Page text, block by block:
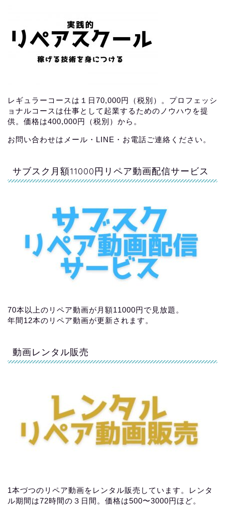
レギュラーコースは１日70,000円（税別）。プロフェッシ
ョナルコースは仕事として起業するためのノウハウを提
供。価格は400,000円（税別）から。
お問い合わせはメール・LINE・お電話ご連絡ください。
サブスク月額11000円リペア動画配信サービス
70本以上のリペア動画が月額11000円で見放題。
年間12本のリペア動画が更新されます。
動画レンタル販売
1本づつのリペア動画をレンタル販売しています。レンタ
ル期間は72時間の３日間。価格は500〜3000円ほど。